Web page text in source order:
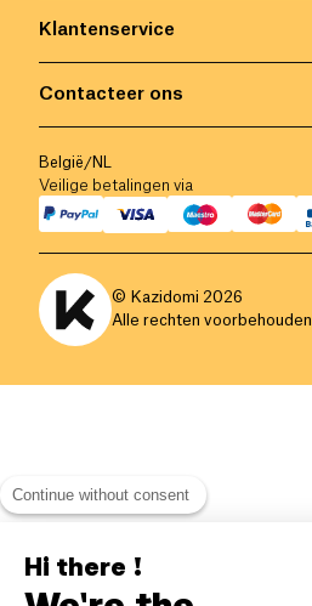
Klantenservice
Contacteer ons
België/ NL
Veilige betalingen via
© Kazidomi 2026
Alle rechten voorbehouden
Continue without consent
Hi there !